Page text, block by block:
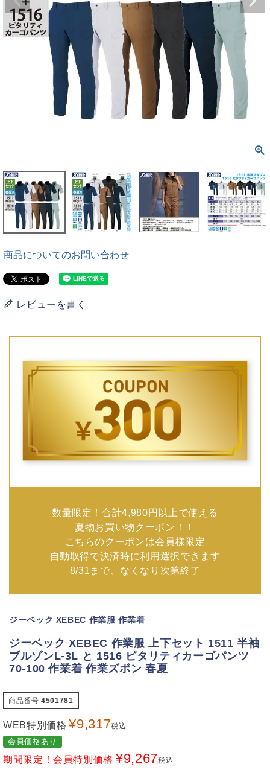
商品についてのお問い合わせ
レビューを書く
数量限定！合計4,980円以上で使える
夏物お買い物クーポン！！
こちらのクーポンは会員様限定
自動取得で決済時に利用選択できます
8/31まで、なくなり次第終了
ジーベック XEBEC 作業服 作業着
ジーベック XEBEC 作業服 上下セット 1511 半袖
ブルゾンL-3L と 1516 ピタリティカーゴパンツ
70-100 作業着 作業ズボン 春夏
商品番号 4501781
WEB特別価格 ¥9,317税込
会員価格あり
期間限定！会員特別価格 ¥9,267税込